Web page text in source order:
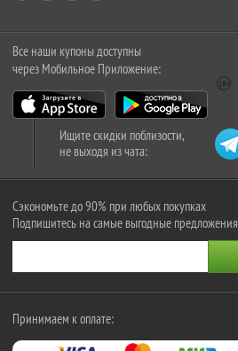
Все наши купоны доступны
через Мобильное Приложение:
Ищите скидки поблизости,
не выходя из чата:
Сэкономьте до 90% при любых покупках
Подпишитесь на самые выгодные предложения
Принимаем к оплате: